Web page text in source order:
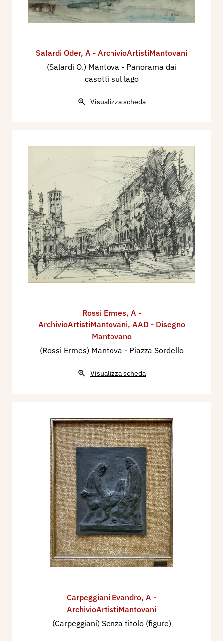
Salardi Oder, A - ArchivioArtistiMantovani
(Salardi O.) Mantova - Panorama dai
casotti sul lago
Visualizza scheda
Rossi Ermes, A -
ArchivioArtistiMantovani, AAD - Disegno
Mantovano
(Rossi Ermes) Mantova - Piazza Sordello
Visualizza scheda
Carpeggiani Evandro, A -
ArchivioArtistiMantovani
(Carpeggiani) Senza titolo (figure)